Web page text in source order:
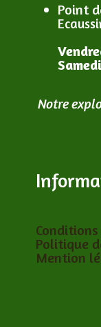
Point
Samedi
Notre
Politique
Mention